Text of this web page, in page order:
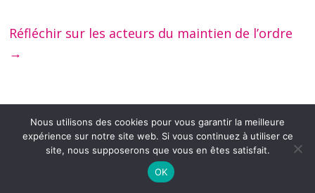
Réfléchir sur les acteurs du maintien de l’ordre
→
Vous pourrez aussi aimer
Nous utilisons des cookies pour vous garantir la meilleure
expérience sur notre site web. Si vous continuez à utiliser ce
site, nous supposerons que vous en êtes satisfait.
OK